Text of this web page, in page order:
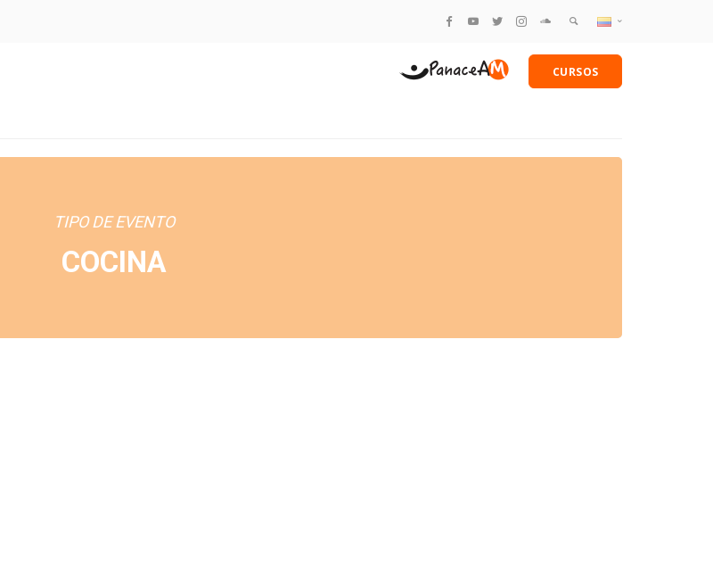
¿Quién es Dada?
CURSOS
TIPO DE EVENTO
COCINA